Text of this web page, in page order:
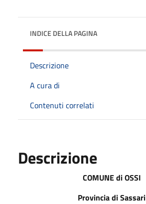
INDICE DELLA PAGINA
Descrizione
A cura di
Contenuti correlati
Descrizione
COMUNE di OSSI
Provincia di Sassari